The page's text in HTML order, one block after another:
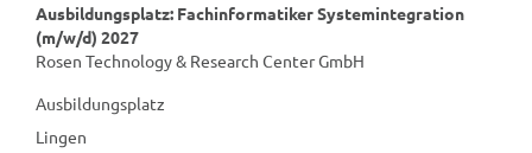
Ausbildungsplatz: Fachinformatiker Systemintegration
(m/w/d) 2027
Rosen Technology & Research Center GmbH
Ausbildungsplatz
Lingen